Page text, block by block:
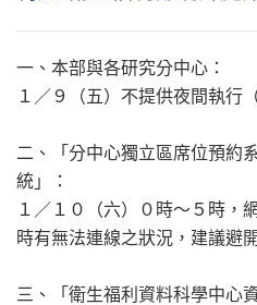
一、本部與各研究分中心：
１／９（五）不提供夜間執行
二、「分中心獨立區席位預約
統」：
１／１０（六）０時～５時，
時有無法連線之狀況，建議避
三、「衛生福利資料科學中心